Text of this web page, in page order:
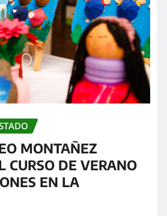
MONTAÑEZ
CURSO DE VERANO
EN LA